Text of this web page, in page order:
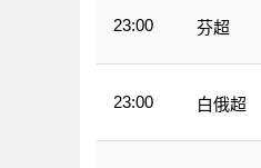
23:00 芬超
23:00 白俄超